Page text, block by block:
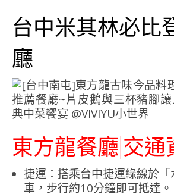
台中米其林必比
廳
東方龍餐廳|交通
捷運：搭乘台中捷運綠線於
車，步行約10分鐘即可抵達。